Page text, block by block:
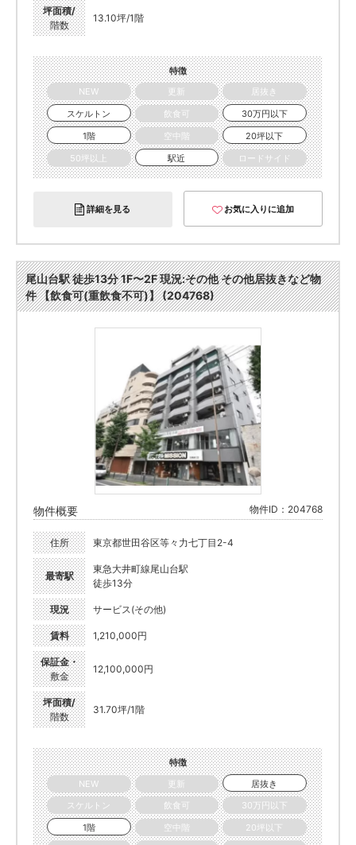
坪面積/
階数
13.10坪/1階
特徴
NEW
更新
居抜き
スケルトン
飲食可
30万円以下
1階
空中階
20坪以下
50坪以上
駅近 ロードサイド
詳細を見る お気に入りに追加
尾山台駅 徒歩13分 1F〜2F 現況:その他 その他居抜きなど物
件 【飲食可(重飲食不可)】 (204768)
物件概要 物件ID：204768
住所 東京都世田谷区等々力七丁目2-4
最寄駅
東急大井町線尾山台駅
徒歩13分
現況 サービス(その他)
賃料 1,210,000円
保証金・
敷金
12,100,000円
坪面積/
階数
31.70坪/1階
特徴
NEW
更新
居抜き
スケルトン
飲食可
30万円以下
1階
空中階
20坪以下